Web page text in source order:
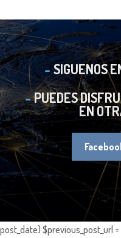
SIGUENOS
PUEDES
EN
post_date) $previous_post_url =